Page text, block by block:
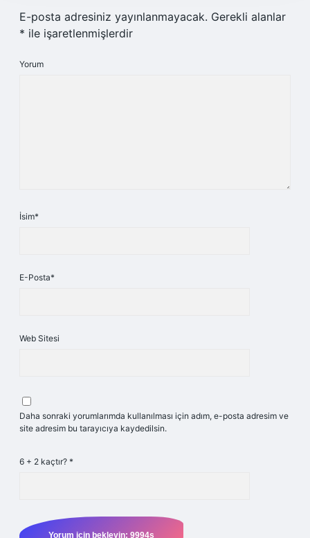
E-posta adresiniz yayınlanmayacak. Gerekli alanlar
* ile işaretlenmişlerdir
Yorum
İsim*
E-Posta*
Web Sitesi
Daha sonraki yorumlarımda kullanılması için adım, e-posta adresim ve
site adresim bu tarayıcıya kaydedilsin.
6 + 2 kaçtır? *